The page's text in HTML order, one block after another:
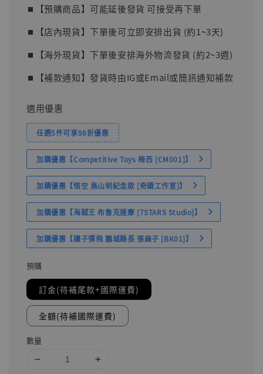
⏹︎【預購商品】可能延後發貨 可接受再下單
⏹︎【店內現貨】下單後可立即安排出貨 (約1~3天)
⏹︎【海外現貨】下單後安排海外物流發貨 (約2~3週)
⏹︎【補款通知】發貨時由IG或Email或簡訊通知補款
適用優惠
任選5件可享98折優惠
加購優惠【Competitive Toys 梅西 [CM001]】
加購優惠【悟空 鳥山明紀念款 [奇蹟工作室]】
加購優惠【海賊王 布魯克達摩 [7STARS Studio]】
加購優惠【讓子彈飛 鵝城縣長 張麻子 [BK01]】
預購
訂金(待補尾款+國際運費)
全額(待補國際運費)
數量